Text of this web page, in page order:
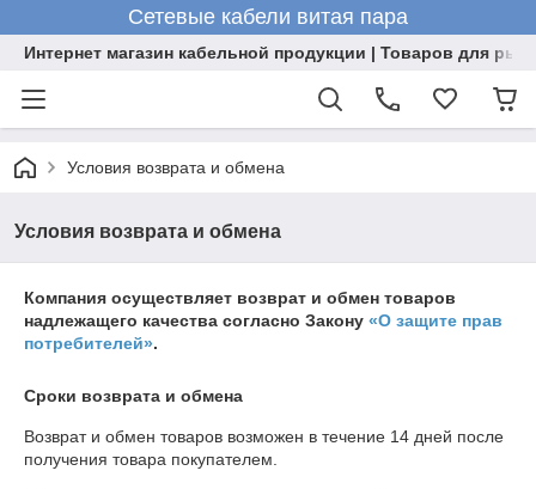
Сетевые кабели витая пара
Интернет магазин кабельной продукции | Товаров для
Условия возврата и обмена
Условия возврата и обмена
Компания осуществляет возврат и обмен товаров
надлежащего качества согласно Закону «О защите прав
потребителей».
Сроки возврата и обмена
Возврат и обмен товаров возможен в течение 14 дней после
получения товара покупателем.